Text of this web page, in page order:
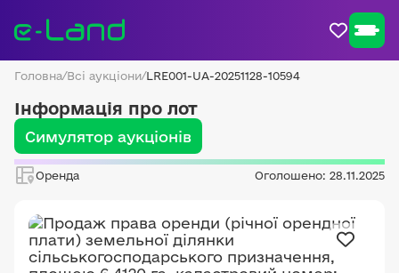
Головна/Всі аукціони/LRE001-UA-20251128-10594
Інформація про лот
Симулятор аукціонів
Оренда Оголошено: 28.11.2025